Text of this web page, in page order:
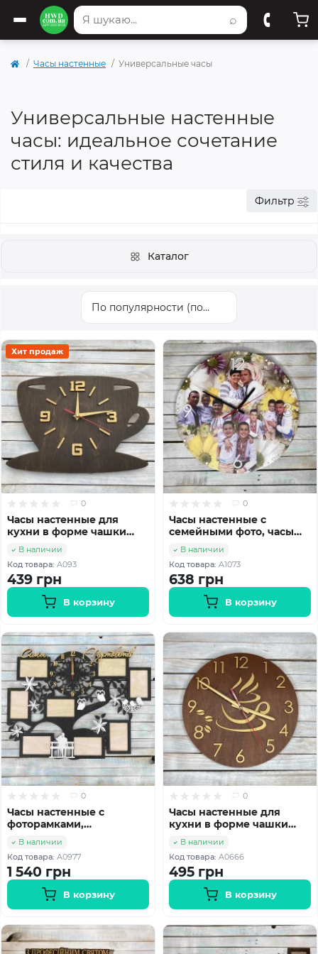
⌕
Часы настенные Универсальные часы
Универсальные настенные
часы: идеальное сочетание
стиля и качества
Фильтр
Каталог
Хит продаж
0
Часы настенные для
кухни в форме чашки
HWD-A093
В наличии
Код товара: A093
439 грн
В корзину
0
Часы настенные с
семейными фото, часы
универсальные HWD-
A1073
В наличии
Код товара: A1073
638 грн
В корзину
0
Часы настенные с
фоторамками,
универсальные часы,
семейные часы HWD-
A0977
В наличии
Код товара: A0977
1 540 грн
В корзину
0
Часы настенные для
кухни в форме чашки
кофе HWD-A0666
В наличии
Код товара: A0666
495 грн
В корзину